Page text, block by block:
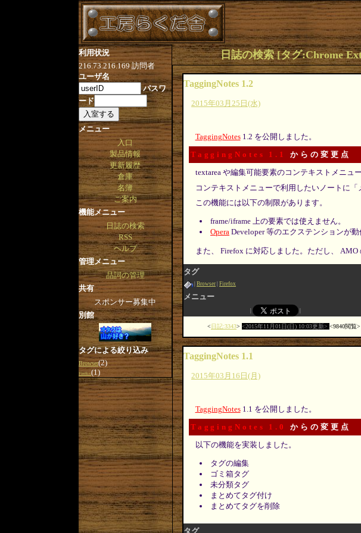
日誌の検索 [タグ:Chrome
TaggingNotes 1.2
2015年03月25日(水)
TaggingNotes1.2 を公開しました。
TaggingNotes 1.1 からの変更点
textarea や編集可能要素のコンテキストメニュ
コンテキストメニューで利用したいノートに「
この機能には以下の制限があります。
frame/iframe 上の要素では使えません。
Opera Developer 等のエクステンションが
また、 Firefox に対応しました。ただし、
タグ
Browser Firefox
メニュー
日記:3343 2015年11月01日(日) 10:03更新 9840閲覧
TaggingNotes 1.1
2015年03月16日(月)
TaggingNotes1.1 を公開しました。
TaggingNotes 1.0 からの変更点
以下の機能を実装しました。
タグの編集
ゴミ箱タグ
未分類タグ
まとめてタグ付け
まとめてタグを削除
タグ
利用状況
216.73.216.169訪問者
ユーザ名
パスワ
ード
メニュー
入口
製品情報
更新履歴
倉庫
名簿
ご案内
機能メニュー
日誌の検索
RSS
ヘルプ
管理メニュー
品詞の管理
共有
スポンサー募集中
別館
タグによる絞り込み
Browser(2)
Firefox(1)